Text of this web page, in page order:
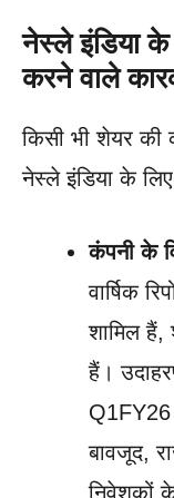
नेस्ले इंडिया के
करने वाले
किसी भी शेयर की
नेस्ले इंडिया के
कंपनी के
वार्षिक
शामिल
हैं।
Q1FY26
बावजूद,
निवेशकों